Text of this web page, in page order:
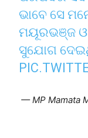
ଭାବେ ସେ
ମୟୂରଭଞ୍ଜ ଓ
ସୁଯୋଗ
— MP Mamata